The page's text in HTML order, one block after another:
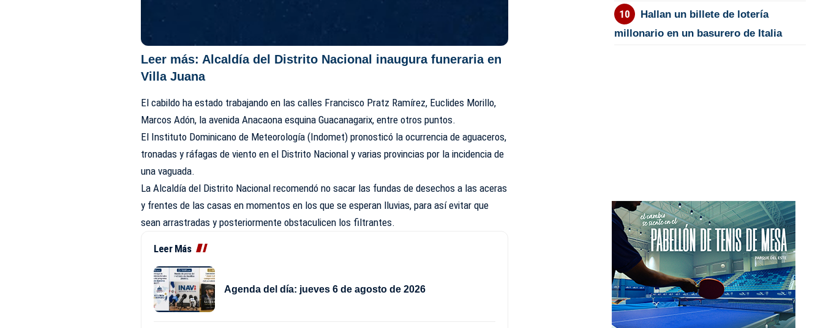
Leer más: Alcaldía del Distrito Nacional inaugura funeraria en
Villa Juana
El cabildo ha estado trabajando en las calles Francisco Pratz Ramírez, Euclides Morillo,
Marcos Adón, la avenida Anacaona esquina Guacanagarix, entre otros puntos.
El Instituto Dominicano de Meteorología (Indomet) pronosticó la ocurrencia de aguaceros,
tronadas y ráfagas de viento en el Distrito Nacional y varias provincias por la incidencia de
una vaguada.
La Alcaldía del Distrito Nacional recomendó no sacar las fundas de desechos a las aceras
y frentes de las casas en momentos en los que se esperan lluvias, para así evitar que
sean arrastradas y posteriormente obstaculicen los filtrantes.
Leer Más
Agenda del día: jueves 6 de agosto de 2026
Hallan un billete de lotería
millonario en un basurero de Italia